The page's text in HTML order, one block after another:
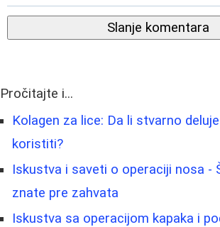
Slanje komentara
Pročitajte i...
Kolagen za lice: Da li stvarno
koristiti?
Iskustva i saveti o operaciji nosa -
znate pre zahvata
Iskustva sa operacijom kapaka i